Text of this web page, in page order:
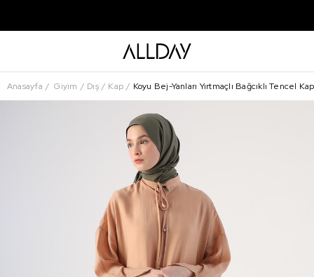
Anasayfa Giyim Dış Kap Koyu Bej-Yanları Yırtmaçlı Bağcıklı Tencel Kap